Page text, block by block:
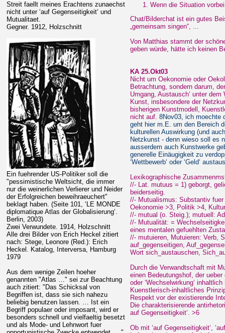
Streit faellt meines Erachtens zunaechst
nicht unter ‘auf Gegenseitigkeit‘ und
Mutualitaet.
Gegner. 1912, Holzschnitt
Ein fuehrender US-Politiker soll die
"pessimistische Weltsicht, die immer
nur die weinerlichen Verlierer und Neider
der Erfolgreichen beweihraeuchert"
beklagt haben. (Seite 101, ‘LE MONDE
diplomatique Atlas der Globalisierung‘.
Berlin, 2003)
Zwei Verwundete. 1914, Holzschnitt
Alle drei Bilder von Erich Heckel zitiert
nach: Stege, Leonore (Red.): Erich
Heckel. Katalog, Interversa, Hamburg
1979
Aus dem wenige Zeilen hoeher
genannten "Atlas …" sei zur Beachtung
auch zitiert: "Das Schicksal von
Begriffen ist, dass sie sich nahezu
beliebig benutzen lassen. … Ist ein
Begriff populaer oder imposant, wird er
besonders schnell und vielfaeltig besetzt
und als Mode- und Lehnwort fuer
Wenn die Situation
Chat/Bilderchat ist ein gutes
„gemeinsam singen“, ...
Von Matthias stammt der
geben würde, hätte ich keinen
KA 25.Okt03
Nicht um Oekonomie oder
Betrachtung, sondern darum,
Umgang, Austausch‘ unter
Kunst, insbesondere der
bisherigen Kunstmodell,
nicht auf. 8Nov03, ich moechte
geht hier m.E. um den Bereich
kulturellen Auswirkung (und
Netzkunst - denn wieso soll es
ausserdem auch Kunstwerke
generelle Einäugigkeit zu
‘Wettbewerb‘ oder ‘Geld‘
Lexikographische
//- Lat. mutuus = 1) geborgt,
beiderseitig.
//- Mutualismus: Substantiv
Oekonomie >3, Politik >4,
//- mutual (o. Steig.); mutuell:
//- Mutualität: =
eines mentalen gefuehlten
//- mutuieren, Mutuieren: Verb,
auf_gegenseitigen,
Wort sich_austauschen,
Durch die Verwandtschaft mit
einen Bedeutungshof, der ueber
oder ‘Wechselwirkung‘
Kuenstlerisch-inhaltliches
Respekt vor der existierende
Die charakterisierende
auf Gegenseitigkeit‘. >6
Ob mit ‘auf Gegenseitigkeit‘,